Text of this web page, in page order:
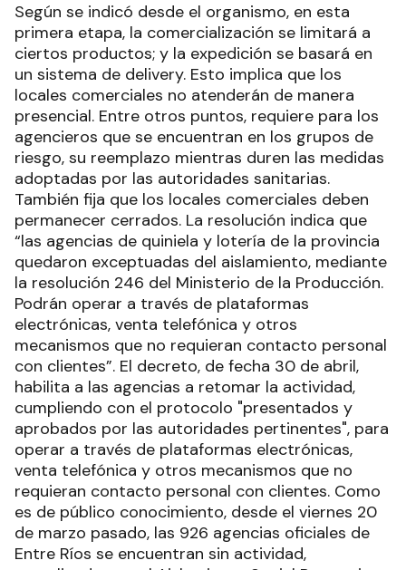
Según se indicó desde el organismo, en esta
primera etapa, la comercialización se limitará a
ciertos productos; y la expedición se basará en
un sistema de delivery. Esto implica que los
locales comerciales no atenderán de manera
presencial. Entre otros puntos, requiere para los
agencieros que se encuentran en los grupos de
riesgo, su reemplazo mientras duren las medidas
adoptadas por las autoridades sanitarias.
También fija que los locales comerciales deben
permanecer cerrados. La resolución indica que
“las agencias de quiniela y lotería de la provincia
quedaron exceptuadas del aislamiento, mediante
la resolución 246 del Ministerio de la Producción.
Podrán operar a través de plataformas
electrónicas, venta telefónica y otros
mecanismos que no requieran contacto personal
con clientes”. El decreto, de fecha 30 de abril,
habilita a las agencias a retomar la actividad,
cumpliendo con el protocolo "presentados y
aprobados por las autoridades pertinentes", para
operar a través de plataformas electrónicas,
venta telefónica y otros mecanismos que no
requieran contacto personal con clientes. Como
es de público conocimiento, desde el viernes 20
de marzo pasado, las 926 agencias oficiales de
Entre Ríos se encuentran sin actividad,